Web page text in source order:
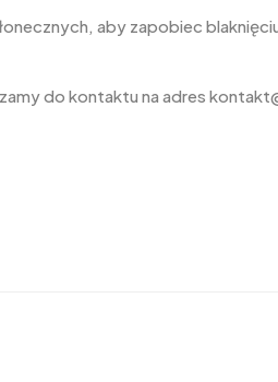
aby zapobiec
do kontaktu na adres